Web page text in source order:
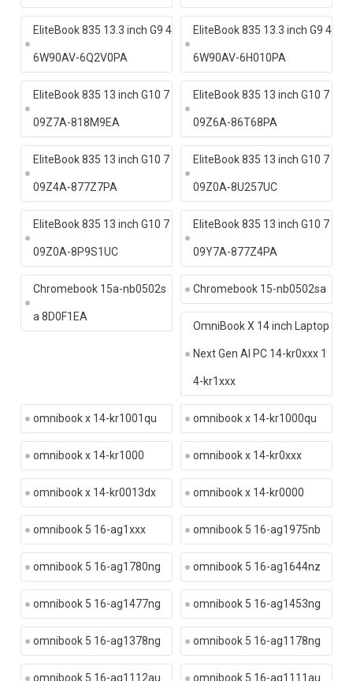
EliteBook 835 13.3 inch G9 4
6W90AV-6Q2V0PA
EliteBook 835 13.3 inch G9 4
6W90AV-6H010PA
EliteBook 835 13 inch G10 7
09Z7A-818M9EA
EliteBook 835 13 inch G10 7
09Z6A-86T68PA
EliteBook 835 13 inch G10 7
09Z4A-877Z7PA
EliteBook 835 13 inch G10 7
09Z0A-8U257UC
EliteBook 835 13 inch G10 7
09Z0A-8P9S1UC
EliteBook 835 13 inch G10 7
09Y7A-877Z4PA
Chromebook 15a-nb0502s
a 8D0F1EA
Chromebook 15-nb0502sa
OmniBook X 14 inch Laptop
Next Gen AI PC 14-kr0xxx 1
4-kr1xxx
omnibook x 14-kr1001qu omnibook x 14-kr1000qu
omnibook x 14-kr1000 omnibook x 14-kr0xxx
omnibook x 14-kr0013dx omnibook x 14-kr0000
omnibook 5 16-ag1xxx omnibook 5 16-ag1975nb
omnibook 5 16-ag1780ng omnibook 5 16-ag1644nz
omnibook 5 16-ag1477ng omnibook 5 16-ag1453ng
omnibook 5 16-ag1378ng omnibook 5 16-ag1178ng
omnibook 5 16-ag1112au omnibook 5 16-ag1111au